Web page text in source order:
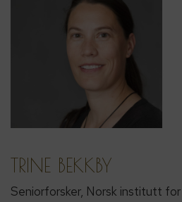
TRINE BEKKBY
Seniorforsker, Norsk institutt